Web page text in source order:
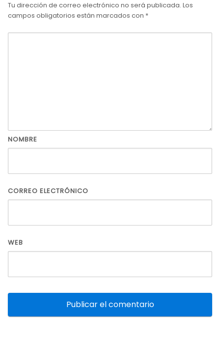
Tu dirección de correo electrónico no será publicada. Los
campos obligatorios están marcados con *
NOMBRE
CORREO ELECTRÓNICO
WEB